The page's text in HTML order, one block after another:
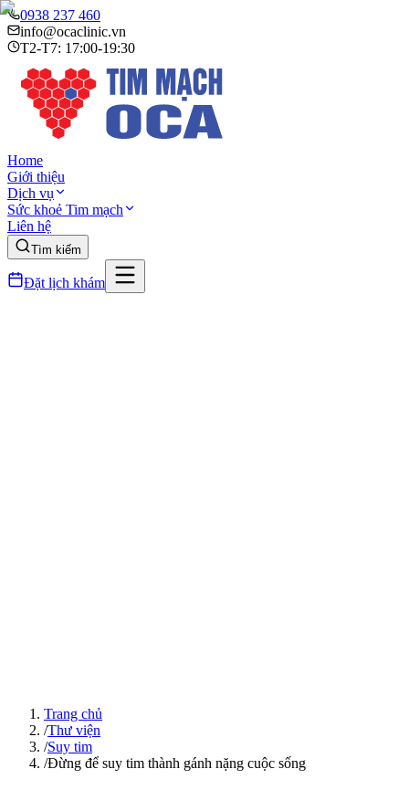
0938 237 460
info@ocaclinic.vn
T2-T7: 17:00-19:30
Home
Giới thiệu
Dịch vụ
Sức khoẻ Tim mạch
Liên hệ
Tìm kiếm
Đặt lịch khám
Trang chủ
/Thư viện
/Suy tim
/Đừng để suy tim thành gánh nặng cuộc sống